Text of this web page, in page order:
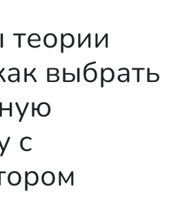
выбрать
с